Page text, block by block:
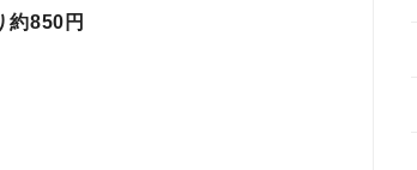
約850円